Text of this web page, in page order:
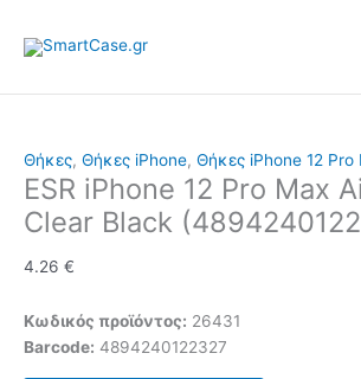
Θήκες, Θήκες iPhone, Θήκες iPhone 12 Pro
ESR iPhone 12 Pro Max
Clear Black
4.26 €
Κωδικός προϊόντος: 26431
Barcode: 4894240122327